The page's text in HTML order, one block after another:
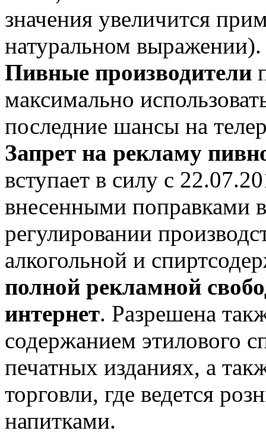
значения увеличится
натуральном выражении).
Пивные производители
максимально
последние шансы на
Запрет на рекламу
вступает в силу с
внесенными поправками
регулировании
алкогольной и
полной рекламной
интернет. Разрешена
содержанием этилового
печатных изданиях, а
торговли, где ведется
напитками.